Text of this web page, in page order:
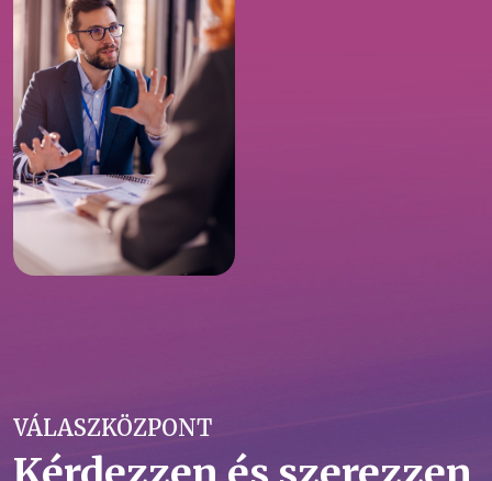
VÁLASZKÖZPONT